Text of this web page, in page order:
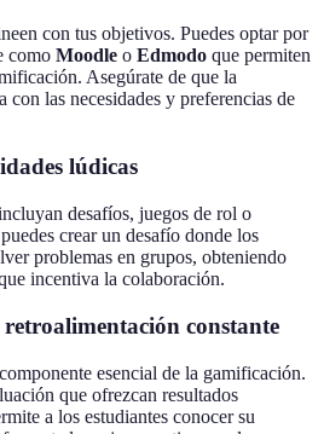
con tus objetivos. Puedes optar por
como Moodle o Edmodo que permiten
Asegúrate de que la
con las necesidades y preferencias de
lúdicas
desafíos, juegos de rol o
crear un desafío donde los
problemas en grupos, obteniendo
incentiva la colaboración.
constante
esencial de la gamificación.
que ofrezcan resultados
a los estudiantes conocer su